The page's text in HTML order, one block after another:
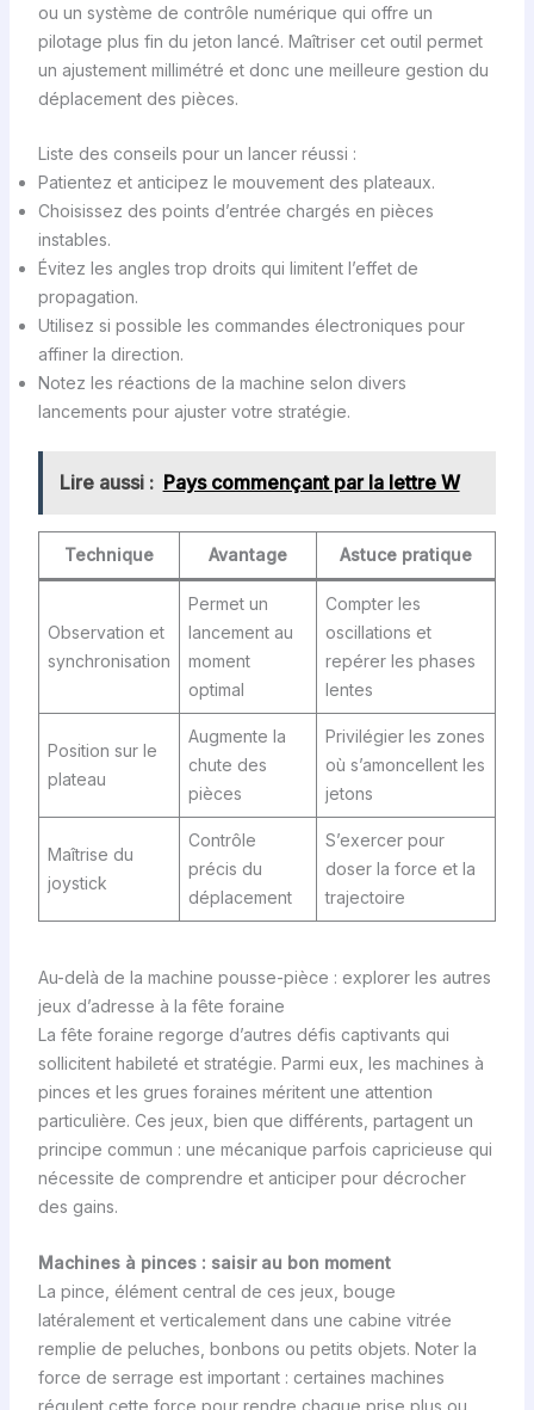
ou un système de contrôle numérique qui offre un
pilotage plus fin du jeton lancé. Maîtriser cet outil permet
un ajustement millimétré et donc une meilleure gestion du
déplacement des pièces.
Liste des conseils pour un lancer réussi :
Patientez et anticipez le mouvement des plateaux.
Choisissez des points d’entrée chargés en pièces
instables.
Évitez les angles trop droits qui limitent l’effet de
propagation.
Utilisez si possible les commandes électroniques pour
affiner la direction.
Notez les réactions de la machine selon divers
lancements pour ajuster votre stratégie.
Lire aussi : Pays commençant par la lettre W
Technique Avantage Astuce pratique
Observation et
synchronisation
Permet un
lancement au
moment
optimal
Compter les
oscillations et
repérer les phases
lentes
Position sur le
plateau
Augmente la
chute des
pièces
Privilégier les zones
où s’amoncellent les
jetons
Maîtrise du
joystick
Contrôle
précis du
déplacement
S’exercer pour
doser la force et la
trajectoire
Au-delà de la machine pousse-pièce : explorer les autres
jeux d’adresse à la fête foraine
La fête foraine regorge d’autres défis captivants qui
sollicitent habileté et stratégie. Parmi eux, les machines à
pinces et les grues foraines méritent une attention
particulière. Ces jeux, bien que différents, partagent un
principe commun : une mécanique parfois capricieuse qui
nécessite de comprendre et anticiper pour décrocher
des gains.
Machines à pinces : saisir au bon moment
La pince, élément central de ces jeux, bouge
latéralement et verticalement dans une cabine vitrée
remplie de peluches, bonbons ou petits objets. Noter la
force de serrage est important : certaines machines
régulent cette force pour rendre chaque prise plus ou